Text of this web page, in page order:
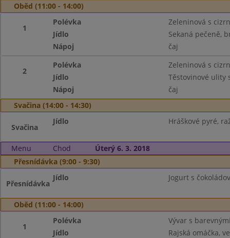
Oběd (11:00 - 14:00)
1
Polévka
Zeleninová s
Jídlo
Sekaná pečeně,
Nápoj
čaj
2
Polévka
Zeleninová s
Jídlo
Těstovinové ulity
Nápoj
čaj
Svačina (14:00 - 14:30)
Svačina
Jídlo Hráškové pyré,
Menu Chod
Úterý 6. 3. 2018
Přesnídávka (9:00 - 9:30)
Přesnídávka
Jídlo Jogurt s
Oběd (11:00 - 14:00)
1
Polévka
Vývar s
Jídlo
Rajská omáčka,